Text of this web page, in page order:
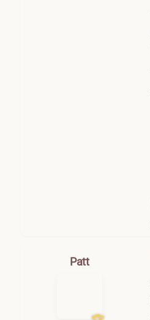
Patt